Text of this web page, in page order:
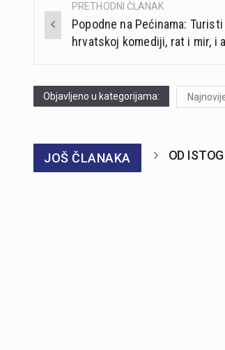
Post
navigation
PRETHODNI ČLANAK
Popodne na Pećinama: Turisti
hrvatskoj komediji, rat i mir, i
Objavljeno u kategorijama:
JOŠ ČLANAKA OD